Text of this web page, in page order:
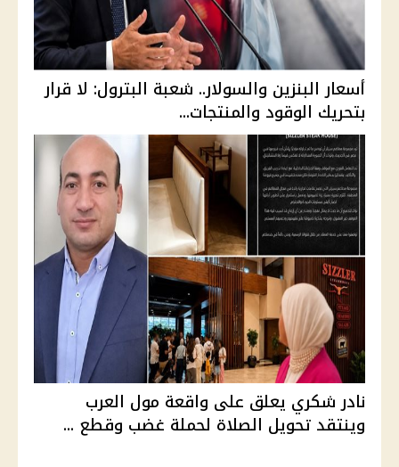
أسعار البنزين والسولار.. شعبة البترول: لا قرار
بتحريك الوقود والمنتجات...
نادر شكري يعلق على واقعة مول العرب
وينتقد تحويل الصلاة لحملة غضب وقطع ...